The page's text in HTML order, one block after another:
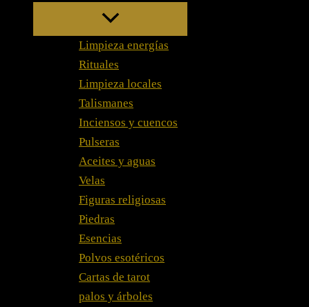
Limpieza energías
Rituales
Limpieza locales
Talismanes
Inciensos y cuencos
Pulseras
Aceites y aguas
Velas
Figuras religiosas
Piedras
Esencias
Polvos esotéricos
Cartas de tarot
palos y árboles